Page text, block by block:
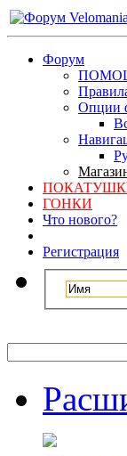
Форум
Опции
ГОНКИ
Что нового?
Регистрация